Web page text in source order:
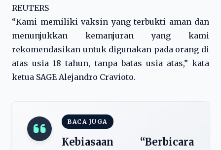
REUTERS
“Kami memiliki vaksin yang terbukti aman dan
menunjukkan kemanjuran yang kami
rekomendasikan untuk digunakan pada orang di
atas usia 18 tahun, tanpa batas usia atas,” kata
ketua SAGE Alejandro Cravioto.
BACA JUGA
Kebiasaan “Berbicara